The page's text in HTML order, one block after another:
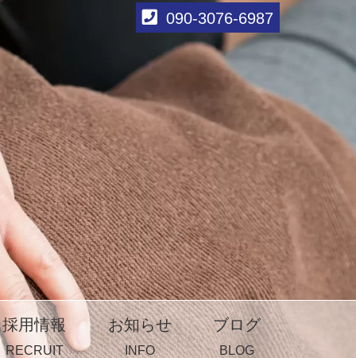
採用情報
RECRUIT
お知らせ
INFO
ブログ
BLOG
090-3076-6987